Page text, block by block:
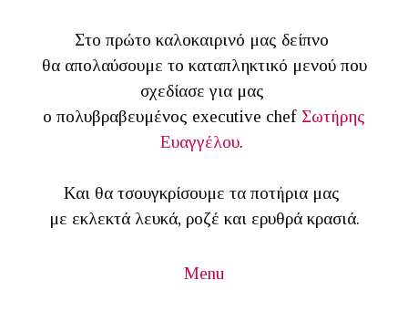
Στο πρώτο καλοκαιρινό μας δείπνο
θα απολαύσουμε το καταπληκτικό μενού που
σχεδίασε για μας
ο πολυβραβευμένος executive chef Σωτήρης
Ευαγγέλου.
Και θα τσουγκρίσουμε τα ποτήρια μας
με εκλεκτά λευκά, ροζέ και ερυθρά κρασιά.
Menu